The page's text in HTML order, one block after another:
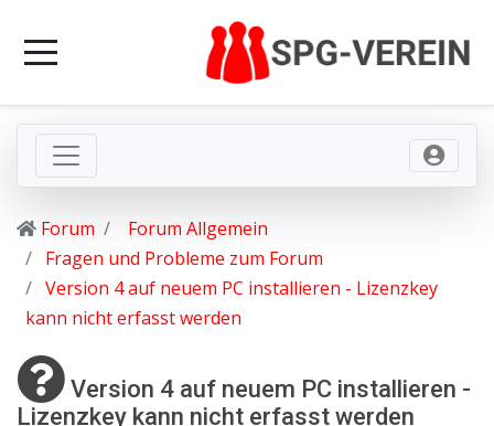
Forum
Forum Allgemein
Fragen und Probleme zum Forum
Version 4 auf neuem PC installieren - Lizenzkey
kann nicht erfasst werden
Version 4 auf neuem PC installieren -
Lizenzkey kann nicht erfasst werden